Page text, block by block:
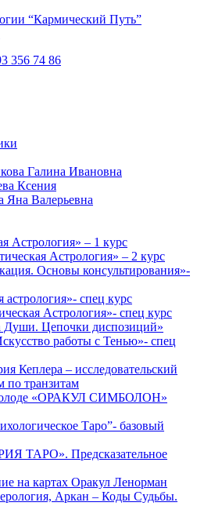
“Кармический Путь”
356 74 86
Галина Ивановна
Ксения
Яна Валерьевна
Астрология» – 1 курс
Астрология» – 2 курс
Основы консультирования»-
астрология»- спец курс
Астрология»- спец курс
Души. Цепочки диспозиций»
работы с Тенью»- спец
Кеплера – исследовательский
по транзитам
«ОРАКУЛ СИМБОЛОН»
Таро”- базовый
ТАРО». Предсказательное
на картах Оракул Ленорман
Аркан – Коды Судьбы.